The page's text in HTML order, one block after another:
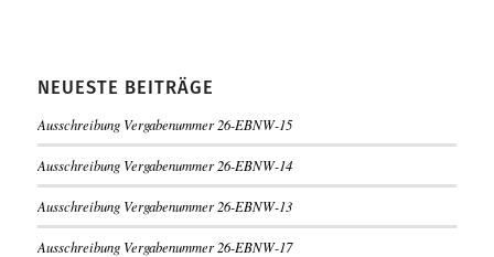
NEUESTE BEITRÄGE
Ausschreibung Vergabenummer 26-EBNW-15
Ausschreibung Vergabenummer 26-EBNW-14
Ausschreibung Vergabenummer 26-EBNW-13
Ausschreibung Vergabenummer 26-EBNW-17